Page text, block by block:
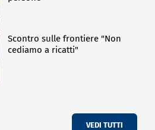
Scontro sulle frontiere "Non
cediamo a ricatti"
VEDI TUTTI